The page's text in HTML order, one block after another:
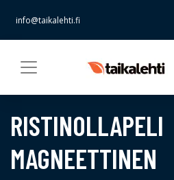
info@taikalehti.fi
RISTINOLLAPELI
MAGNEETTINEN